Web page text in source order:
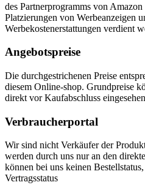
des Partnerprogramms von
Platzierungen von Werbeanzeigen
Werbekostenerstattungen verdient
Angebotspreise
Die durchgestrichenen Preise
diesem Online-shop. Grundpreise
direkt vor Kaufabschluss
Verbraucherportal
Wir sind nicht Verkäufer der
werden durch uns nur an den
können bei uns keinen
Vertragsstatus